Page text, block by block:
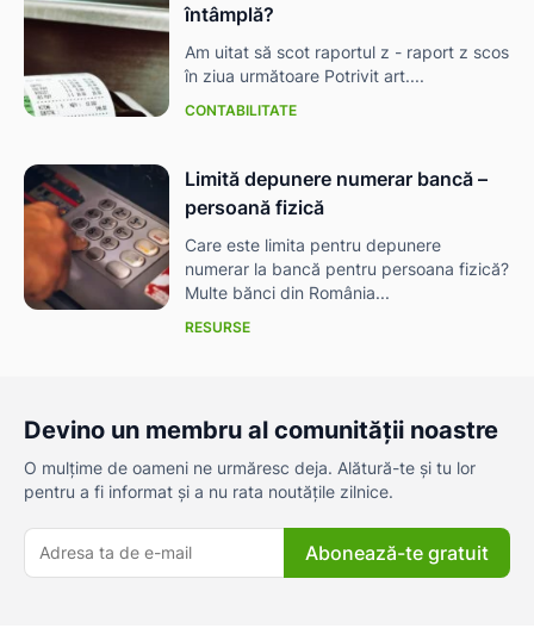
întâmplă?
Am uitat să scot raportul z - raport z scos
în ziua următoare Potrivit art....
CONTABILITATE
Limită depunere numerar bancă –
persoană fizică
Care este limita pentru depunere
numerar la bancă pentru persoana fizică?
Multe bănci din România...
RESURSE
Devino un membru al comunității noastre
O mulțime de oameni ne urmăresc deja. Alătură-te și tu lor
pentru a fi informat și a nu rata noutățile zilnice.
Abonează-te gratuit